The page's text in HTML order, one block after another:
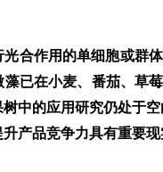
合作用的单细胞或群
已在小麦、番茄、草
中的应用研究仍处于
产品竞争力具有重要现